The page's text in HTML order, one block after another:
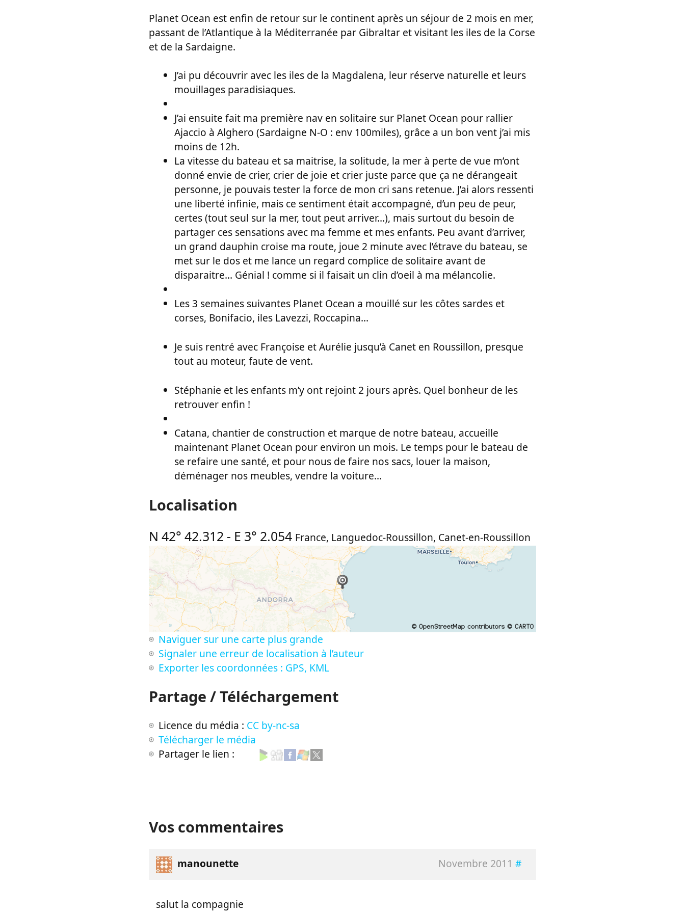
Planet Ocean est enfin de retour sur le continent après un séjour de 2 mois en mer,
passant de l’Atlantique à la Méditerranée par Gibraltar et visitant les iles de la Corse
et de la Sardaigne.
J’ai pu découvrir avec les iles de la Magdalena, leur réserve naturelle et leurs
mouillages paradisiaques.
J’ai ensuite fait ma première nav en solitaire sur Planet Ocean pour rallier
Ajaccio à Alghero (Sardaigne N-O : env 100miles), grâce a un bon vent j’ai mis
moins de 12h.
La vitesse du bateau et sa maitrise, la solitude, la mer à perte de vue m’ont
donné envie de crier, crier de joie et crier juste parce que ça ne dérangeait
personne, je pouvais tester la force de mon cri sans retenue. J’ai alors ressenti
une liberté infinie, mais ce sentiment était accompagné, d’un peu de peur,
certes (tout seul sur la mer, tout peut arriver...), mais surtout du besoin de
partager ces sensations avec ma femme et mes enfants. Peu avant d’arriver,
un grand dauphin croise ma route, joue 2 minute avec l’étrave du bateau, se
met sur le dos et me lance un regard complice de solitaire avant de
disparaitre... Génial ! comme si il faisait un clin d’oeil à ma mélancolie.
Les 3 semaines suivantes Planet Ocean a mouillé sur les côtes sardes et
corses, Bonifacio, iles Lavezzi, Roccapina...
Je suis rentré avec Françoise et Aurélie jusqu’à Canet en Roussillon, presque
tout au moteur, faute de vent.
Stéphanie et les enfants m’y ont rejoint 2 jours après. Quel bonheur de les
retrouver enfin !
Catana, chantier de construction et marque de notre bateau, accueille
maintenant Planet Ocean pour environ un mois. Le temps pour le bateau de
se refaire une santé, et pour nous de faire nos sacs, louer la maison,
déménager nos meubles, vendre la voiture...
Localisation
N 42° 42.312 - E 3° 2.054 France, Languedoc-Roussillon, Canet-en-Roussillon
Naviguer sur une carte plus grande
Signaler une erreur de localisation à l’auteur
Exporter les coordonnées : GPS, KML
Partage / Téléchargement
Licence du média : CC by-nc-sa
Télécharger le média
Partager le lien :
Vos commentaires
manounette Novembre 2011 #
salut la compagnie